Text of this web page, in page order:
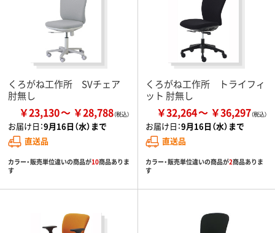
くろがね工作所 SVチェア
肘無し
￥23,130 ￥28,788
お届け日：9月16日（水）まで
直送品
カラー・販売単位違いの商品が10商品ありま
す
くろがね工作所 トライフィ
ット 肘無し
￥32,264 ￥36,297
お届け日：9月16日（水）まで
直送品
カラー・販売単位違いの商品が2商品ありま
す